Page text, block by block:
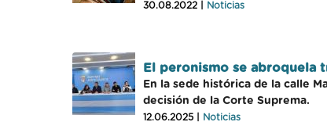
30.08.2022 | Noticias
El peronismo se abroquela
En la sede histórica de la calle
decisión de la Corte Suprema.
12.06.2025 | Noticias